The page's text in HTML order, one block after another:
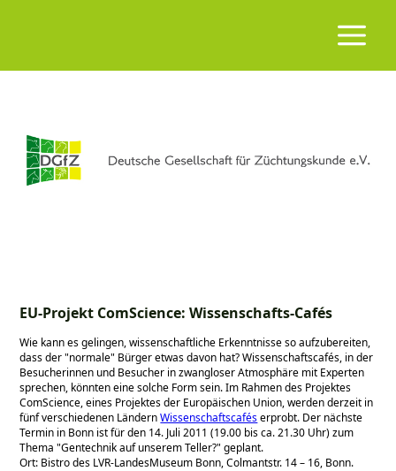
EU-Projekt ComScience: Wissenschafts-Cafés
Wie kann es gelingen, wissenschaftliche Erkenntnisse so aufzubereiten,
dass der normale Bürger etwas davon hat? Wissenschaftscafés, in der
Besucherinnen und Besucher in zwangloser Atmosphäre mit Experten
sprechen, könnten eine solche Form sein. Im Rahmen des Projektes
ComScience, eines Projektes der Europäischen Union, werden derzeit in
fünf verschiedenen LändernWissenschaftscaféserprobt. Der nächste
Termin in Bonn ist für den 14. Juli 2011 (19.00 bis ca. 21.30 Uhr) zum
Thema Gentechnik auf unserem Teller? geplant.
Ort: Bistro des LVR-LandesMuseum Bonn, Colmantstr. 14 – 16, Bonn.